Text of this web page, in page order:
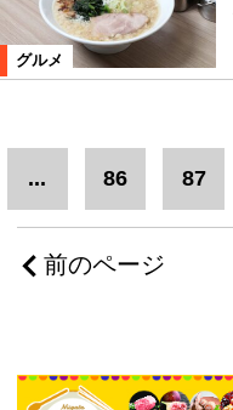
グルメ
前のページ
... 86 87